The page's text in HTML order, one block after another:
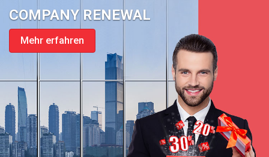
COMPANY RENEWAL
Mehr erfahren